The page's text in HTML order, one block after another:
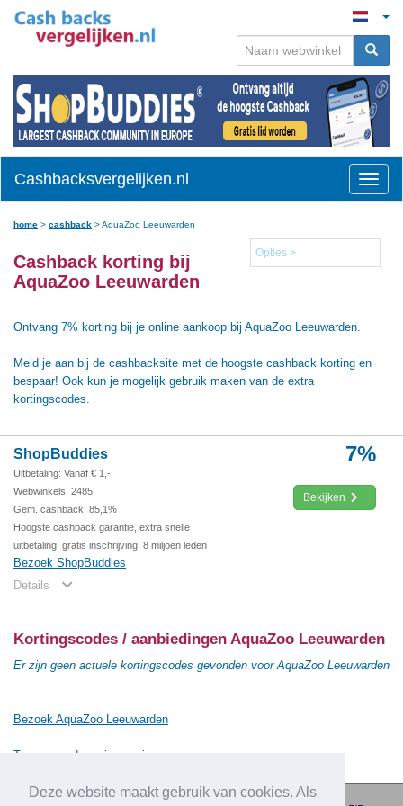
Deze website maakt gebruik van cookies. Als
Toggle
Cashbacksvergelijken.nl
home > cashback >AquaZoo Leeuwarden
Opties >
Cashback korting bij
AquaZoo Leeuwarden
Ontvang 7% korting bij je online aankoop bij AquaZoo Leeuwarden.
Meld je aan bij de cashbacksite met de hoogste cashback korting en
bespaar! Ook kun je mogelijk gebruik maken van de extra
kortingscodes.
ShopBuddies
Uitbetaling: Vanaf € 1,-
Webwinkels: 2485
Gem. cashback: 85,1%
Hoogste cashback garantie, extra snelle
uitbetaling, gratis inschrijving, 8 miljoen leden
Bezoek ShopBuddies
Details
7%
Bekijken
Kortingscodes / aanbiedingen AquaZoo Leeuwarden
Er zijn geen actuele kortingscodes gevonden voor AquaZoo Leeuwarden
Bezoek AquaZoo Leeuwarden
Terug naar de vorige pagina